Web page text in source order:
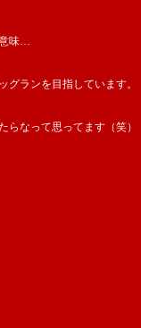
味…
ランを目指しています。
なって思ってます（笑）